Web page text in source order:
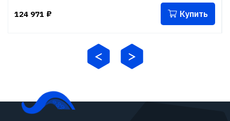
124 971 ₽ Купить